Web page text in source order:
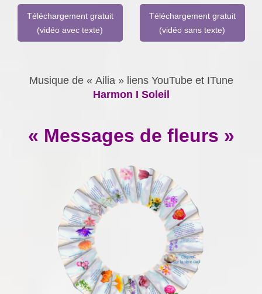
Téléchargement gratuit
(vidéo avec texte)
Téléchargement gratuit
(vidéo sans texte)
Musique de « Ailia » liens YouTube et ITune
Harmon I Soleil
« Messages de fleurs »